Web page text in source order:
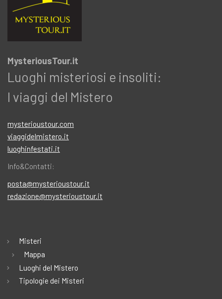
MysteriousTour.it
Luoghi misteriosi e insoliti:
I viaggi del Mistero
mysterioustour.com
viaggidelmistero.it
luoghinfestati.it
Info&Contatti:
posta@mysterioustour.it
redazione@mysterioustour.it
Misteri
Mappa
Luoghi del Mistero
Tipologie dei Misteri